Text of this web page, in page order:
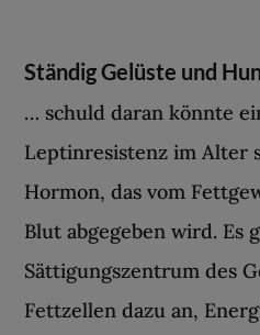
Ständig Gelüste und
… schuld daran könnte
Leptinresistenz im Alter
Hormon, das vom
Blut abgegeben wird. Es
Sättigungszentrum des
Fettzellen dazu an,